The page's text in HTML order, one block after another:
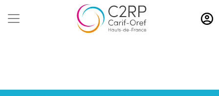
Aller
au
contenu